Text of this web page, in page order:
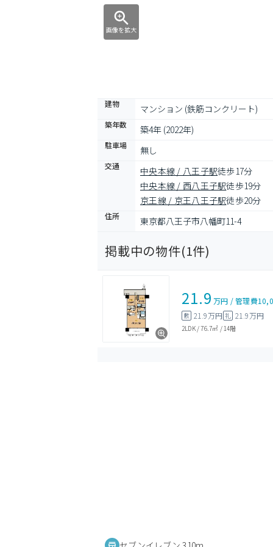
画像を拡大
建物 マンション (鉄筋コンクリート)
築年数 築4年 (2022年)
駐車場 無し
交通 中央本線 / 八王子駅徒歩17分
中央本線 / 西八王子駅徒歩19分
京王線 / 京王八王子駅徒歩20分
住所 東京都八王子市八幡町11-4
掲載中の物件(1件)
21.9 万円 /管理費
敷 21.9万円 礼 21.9万円
2LDK/76.7㎡ / 14階